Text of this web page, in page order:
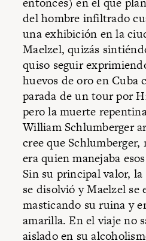
del hombre infiltrado
una exhibición en la
Maelzel, quizás
quiso seguir
huevos de oro en Cuba
parada de un tour por
pero la muerte
William Schlumberger
cree que
era quien manejaba
Sin su principal valor,
se disolvió y Maelzel se
masticando su ruina y
amarilla. En el viaje no
aislado en su